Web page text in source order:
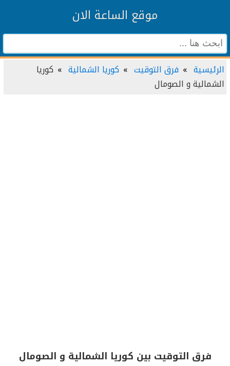
موقع الساعة الان
الرئيسية فرق التوقيت كوريا الشمالية
كوريا
الشمالية و الصومال
فرق التوقيت بين كوريا الشمالية و الصومال